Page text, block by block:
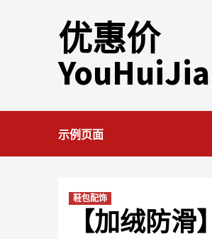
优惠价
示例页面
鞋包配饰
【加绒防